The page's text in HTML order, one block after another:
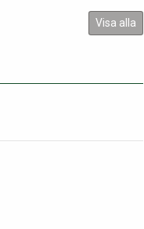
Visa alla